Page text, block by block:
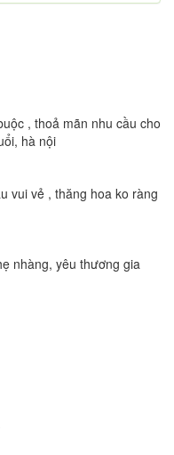
, thoả mãn nhu cầu cho
hà nội
vui vẻ , thăng hoa ko ràng
nhàng, yêu thương gia